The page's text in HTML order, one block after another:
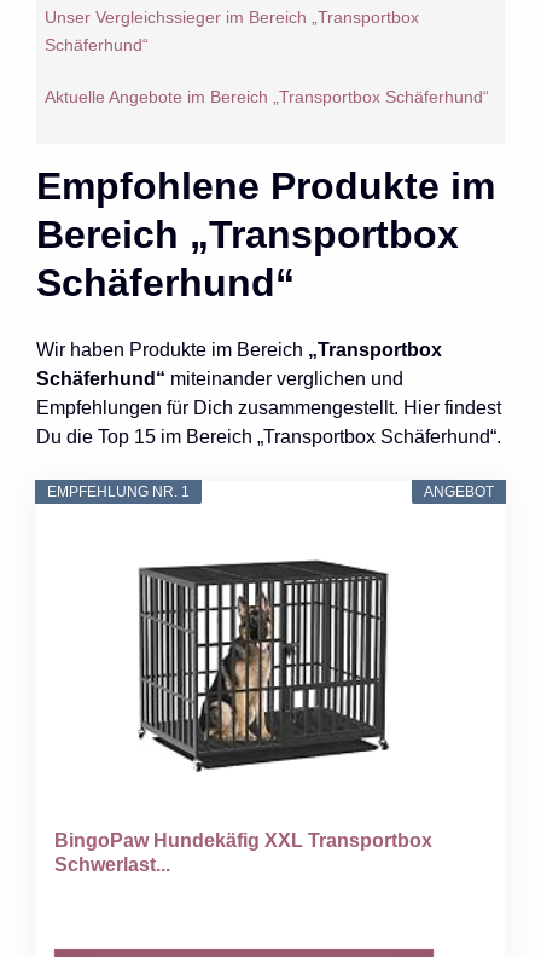
Unser Vergleichssieger im Bereich „Transportbox
Schäferhund“
Aktuelle Angebote im Bereich „Transportbox Schäferhund“
Empfohlene Produkte im
Bereich „Transportbox
Schäferhund“
Wir haben Produkte im Bereich „Transportbox
Schäferhund“ miteinander verglichen und
Empfehlungen für Dich zusammengestellt. Hier findest
Du die Top 15 im Bereich „Transportbox Schäferhund“.
ANGEBOT
EMPFEHLUNG NR. 1
BingoPaw Hundekäfig XXL Transportbox
Schwerlast...